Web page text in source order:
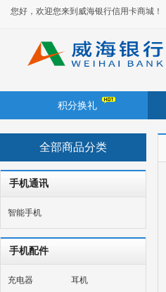
您好，欢迎您来到威海银行信用卡商城！
积分换礼
全部商品分类
手机通讯
智能手机
手机配件
充电器
耳机